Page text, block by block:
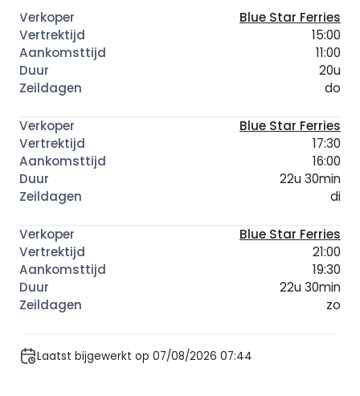
Blue Star Ferries
15:00
11:00
20u
do
Blue Star Ferries
17:30
16:00
22u 30min
di
Blue Star Ferries
21:00
19:30
22u 30min
zo
Laatst bijgewerkt op 07/08/2026 07:44